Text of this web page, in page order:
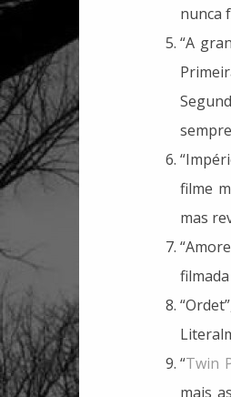
nunca
“A
filme
mas
“Twin
mais